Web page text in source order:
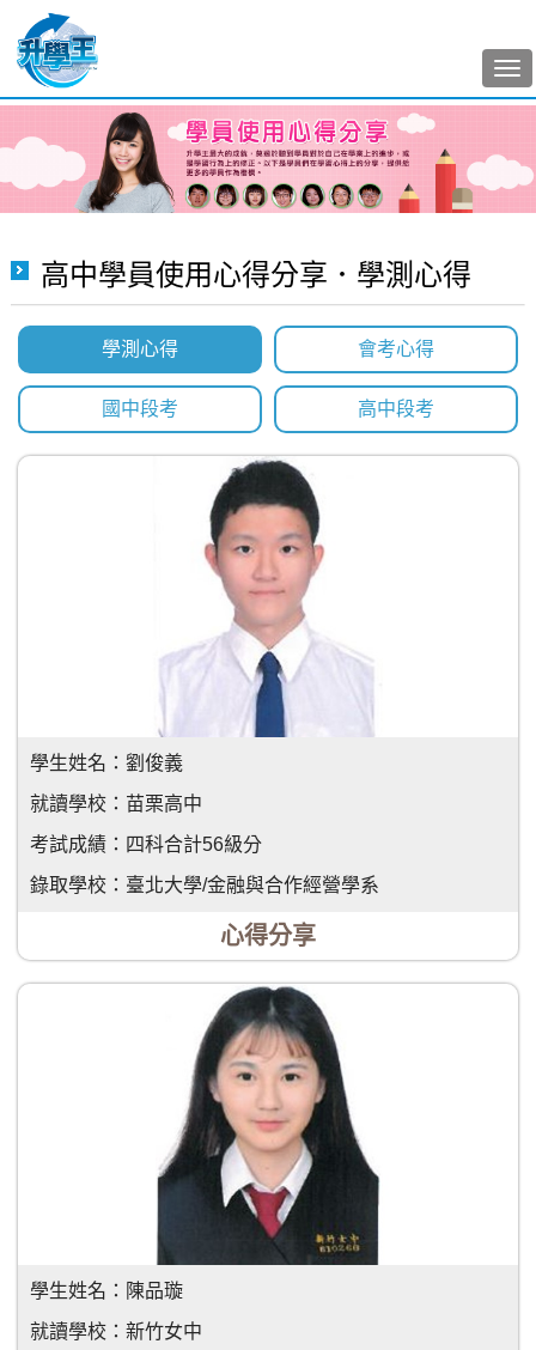
高中學員使用心得分享．學測心得
學測心得 會考心得
國中段考 高中段考
學生姓名： 劉俊義
就讀學校： 苗栗高中
考試成績： 四科合計56級分
錄取學校： 臺北大學/金融與合作經營學系
心得分享
學生姓名： 陳品璇
就讀學校： 新竹女中